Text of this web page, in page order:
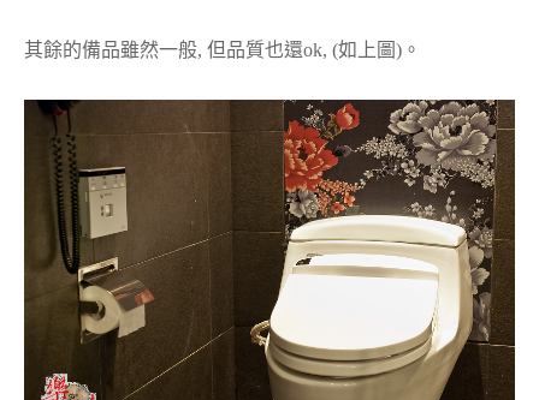
其餘的備品雖然一般, 但品質也還ok, (如上圖)。